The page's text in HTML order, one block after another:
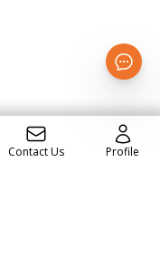
Contact Us Profile